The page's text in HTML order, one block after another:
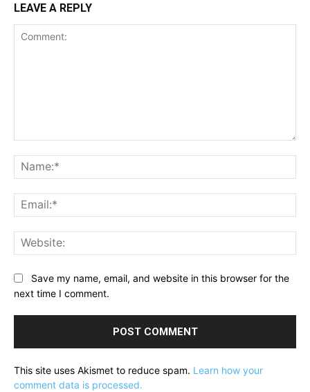
LEAVE A REPLY
Save my name, email, and website in this browser for the
next time I comment.
This site uses Akismet to reduce spam. Learn how your
comment data is processed.